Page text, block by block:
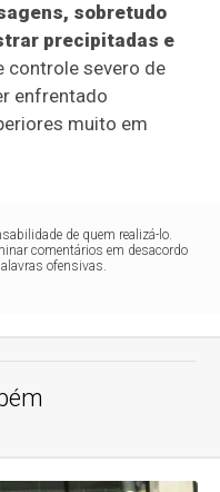
sobretudo
precipitadas e
controle severo de
enfrentado
muito em
de quem realizá-lo.
comentários em desacordo
ofensivas.